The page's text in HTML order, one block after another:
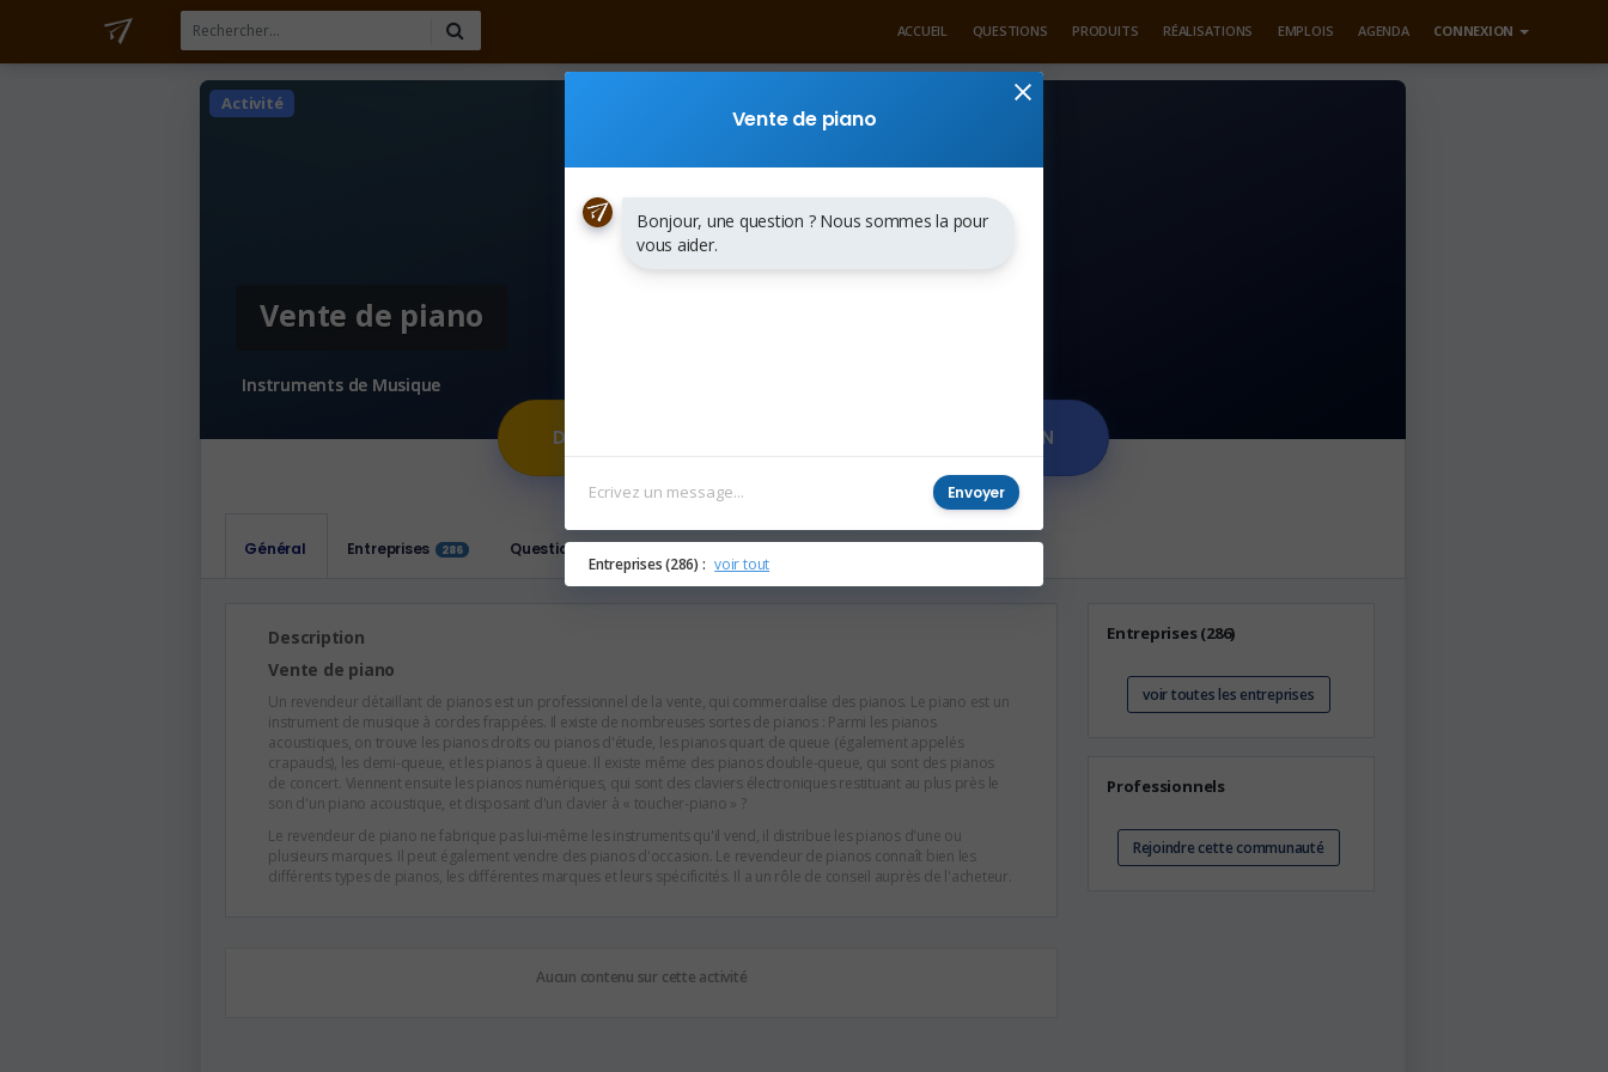
ACCUEIL QUESTIONS PRODUITS RÉALISATIONS EMPLOIS AGENDA CONNEXION
Activité
Vente de piano
Instruments de Musique
DEMANDER UN DEVIS POSER UNE QUESTION
Général Entreprises 286 Questions
Description
Vente de piano
Un revendeur détaillant de pianos est un professionnel de la vente, qui commercialise des pianos. Le piano est un
instrument de musique à cordes frappées. Il existe de nombreuses sortes de pianos : Parmi les pianos
acoustiques, on trouve les pianos droits ou pianos d'étude, les pianos quart de queue (également appelés
crapauds), les demi-queue, et les pianos à queue. Il existe même des pianos double-queue, qui sont des pianos
de concert. Viennent ensuite les pianos numériques, qui sont des claviers électroniques restituant au plus près le
son d'un piano acoustique, et disposant d'un clavier à « toucher-piano » ?
Le revendeur de piano ne fabrique pas lui-même les instruments qu'il vend, il distribue les pianos d'une ou
plusieurs marques. Il peut également vendre des pianos d'occasion. Le revendeur de pianos connaît bien les
différents types de pianos, les différentes marques et leurs spécificités. Il a un rôle de conseil auprès de l'acheteur.
Aucun contenu sur cette activité
Entreprises (286)
voir toutes les entreprises
Professionnels
Rejoindre cette communauté
Vente de piano
Bonjour, une question ? Nous sommes la pour
vous aider.
Envoyer
Entreprises (286) : voir tout